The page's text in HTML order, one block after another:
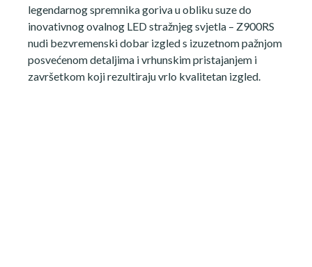
legendarnog spremnika goriva u obliku suze do
inovativnog ovalnog LED stražnjeg svjetla – Z900RS
nudi bezvremenski dobar izgled s izuzetnom pažnjom
posvećenom detaljima i vrhunskim pristajanjem i
završetkom koji rezultiraju vrlo kvalitetan izgled.